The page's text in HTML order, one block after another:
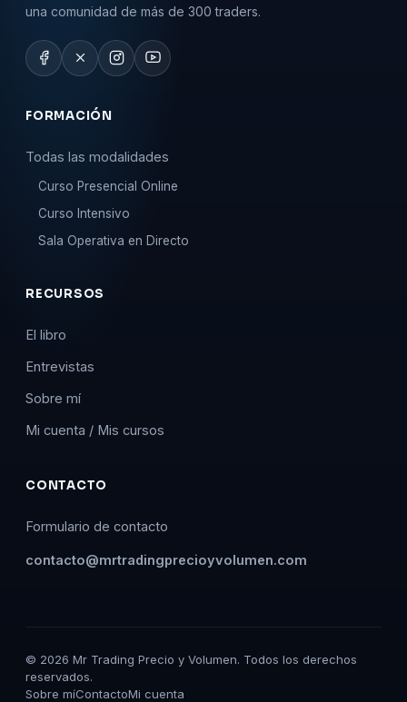
una comunidad de más de 300 traders.
FORMACIÓN
Todas las modalidades
Curso Presencial Online
Curso Intensivo
Sala Operativa en Directo
RECURSOS
El libro
Entrevistas
Sobre mí
Mi cuenta / Mis cursos
CONTACTO
Formulario de contacto
contacto@mrtradingprecioyvolumen.com
© 2026 Mr Trading Precio y Volumen. Todos los derechos
reservados.
Sobre míContactoMi cuenta